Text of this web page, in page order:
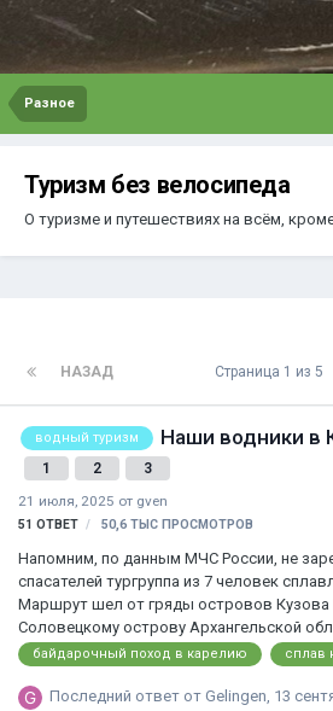
Разное
Туризм без велосипеда
О туризме и путешествиях на всём,
НАЗАД Страница 1 из 5
водный туризм Наши водники в
1 2
3
21 июля, 2025 от gven
51 ОТВЕТ 50,6 ТЫС ПРОСМОТРОВ
Напомним, по данным МЧС России, не
спасателей тургруппа из 7 человек
Маршрут шел от гряды островов Кузова
Соловецкому острову Архангельской
погоды группа решила вернуться, —
разных островов архипелага Кузова.
Последний ответ от Gelingen, 13
байдарочный поход в карелию сплав